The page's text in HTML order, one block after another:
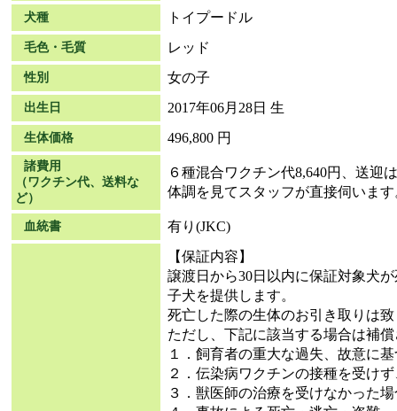
犬種 トイプードル
毛色・毛質 レッド
性別 女の子
出生日 2017年06月28日 生
生体価格 496,800 円
諸費用
（ワクチン代、送料な
ど）
６種混合ワクチン代8,640円、送迎
体調を見てスタッフが直接伺います
血統書 有り(JKC)
【保証内容】
譲渡日から30日以内に保証対象犬
子犬を提供します。
死亡した際の生体のお引き取りは
ただし、下記に該当する場合は補
１．飼育者の重大な過失、故意に
２．伝染病ワクチンの接種を受け
３．獣医師の治療を受けなかった